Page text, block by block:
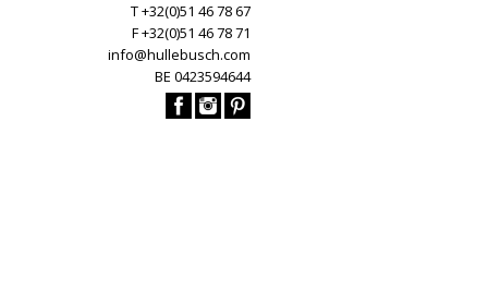
T +32(0)51 46 78 67
F +32(0)51 46 78 71
info@hullebusch.com
BE 0423594644